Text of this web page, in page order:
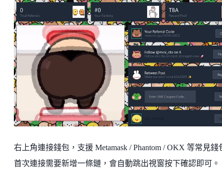
右上角連接錢包，支援 Metamask / Phantom / OKX 等常見錢
首次連接需要新增一條鏈，會自動跳出視窗按下確認即可。